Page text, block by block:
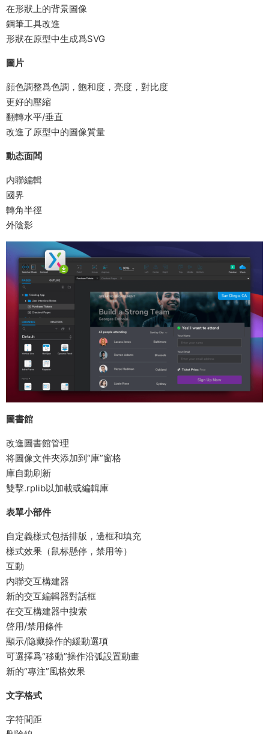
在形狀上的背景圖像
鋼筆工具改進
形狀在原型中生成爲SVG
圖片
顔色調整爲色調，飽和度，亮度，對比度
更好的壓縮
翻轉水平/垂直
改進了原型中的圖像質量
動态面闆
内聯編輯
國界
轉角半徑
外陰影
圖書館
改進圖書館管理
将圖像文件夾添加到“庫”窗格
庫自動刷新
雙擊.rplib以加載或編輯庫
表單小部件
自定義樣式包括排版，邊框和填充
樣式效果（鼠标懸停，禁用等）
互動
内聯交互構建器
新的交互編輯器對話框
在交互構建器中搜索
啓用/禁用條件
顯示/隐藏操作的緩動選項
可選擇爲“移動”操作沿弧設置動畫
新的“專注”風格效果
文字格式
字符間距